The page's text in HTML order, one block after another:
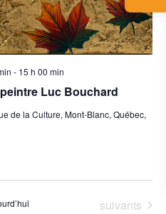
Luc Bouchard
- 15 h 00 min
de la Culture, Mont-Blanc, Québec,
Évènements
suivants